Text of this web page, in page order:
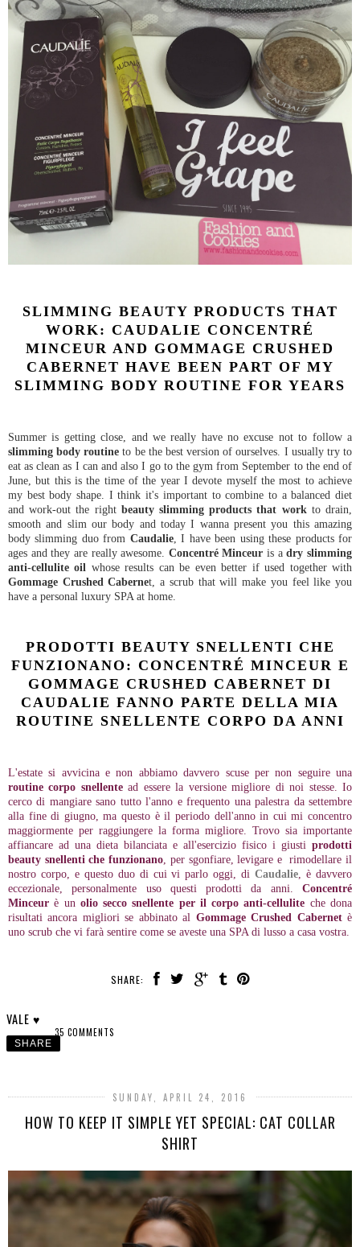
SLIMMING BEAUTY PRODUCTS THAT
WORK: CAUDALIE CONCENTRÉ
MINCEUR AND GOMMAGE CRUSHED
CABERNET HAVE BEEN PART OF MY
SLIMMING BODY ROUTINE FOR YEARS
Summer is getting close, and we really have no excuse not to follow a
slimming body routine to be the best version of ourselves. I usually try to
eat as clean as I can and also I go to the gym from September to the end of
June, but this is the time of the year I devote myself the most to achieve
my best body shape. I think it's important to combine to a balanced diet
and work-out the right beauty slimming products that work to drain,
smooth and slim our body and today I wanna present you this amazing
body slimming duo from Caudalie, I have been using these products for
ages and they are really awesome. Concentré Minceur is adry slimming
anti-cellulite oil whose results can be even better if used together with
Gommage Crushed Cabernet, a scrub that will make you feel like you
have a personal luxury SPA at home.
PRODOTTI BEAUTY SNELLENTI CHE
FUNZIONANO: CONCENTRÉ MINCEUR E
GOMMAGE CRUSHED CABERNET DI
CAUDALIE FANNO PARTE DELLA MIA
ROUTINE SNELLENTE CORPO DA ANNI
L'estate si avvicina e non abbiamo davvero scuse per non seguire una
routine corpo snellentead essere la versione migliore di noi stesse. Io
cerco di mangiare sano tutto l'anno e frequento una palestra da settembre
alla fine di giugno, ma questo è il periodo dell'anno in cui mi concentro
maggiormente per raggiungere la forma migliore. Trovo sia importante
affiancare ad una dieta bilanciata e all'esercizio fisico i giusti prodotti
beauty snellenti che funzionano , per sgonfiare, levigare e rimodellare il
nostro corpo, e questo duo di cui vi parlo oggi, diCaudalie , è davvero
eccezionale, personalmente uso questi prodotti da anni. Concentré
Minceur è un olio secco snellente per il corpo anti-cellulite che dona
risultati ancora migliori se abbinato al Gommage Crushed Cabernetè
uno scrub che vi farà sentire come se aveste una SPA di lusso a casa vostra.
SHARE:
VALE ♥
35 COMMENTS
SHARE
SUNDAY, APRIL 24, 2016
HOW TO KEEP IT SIMPLE YET SPECIAL: CAT COLLAR
SHIRT